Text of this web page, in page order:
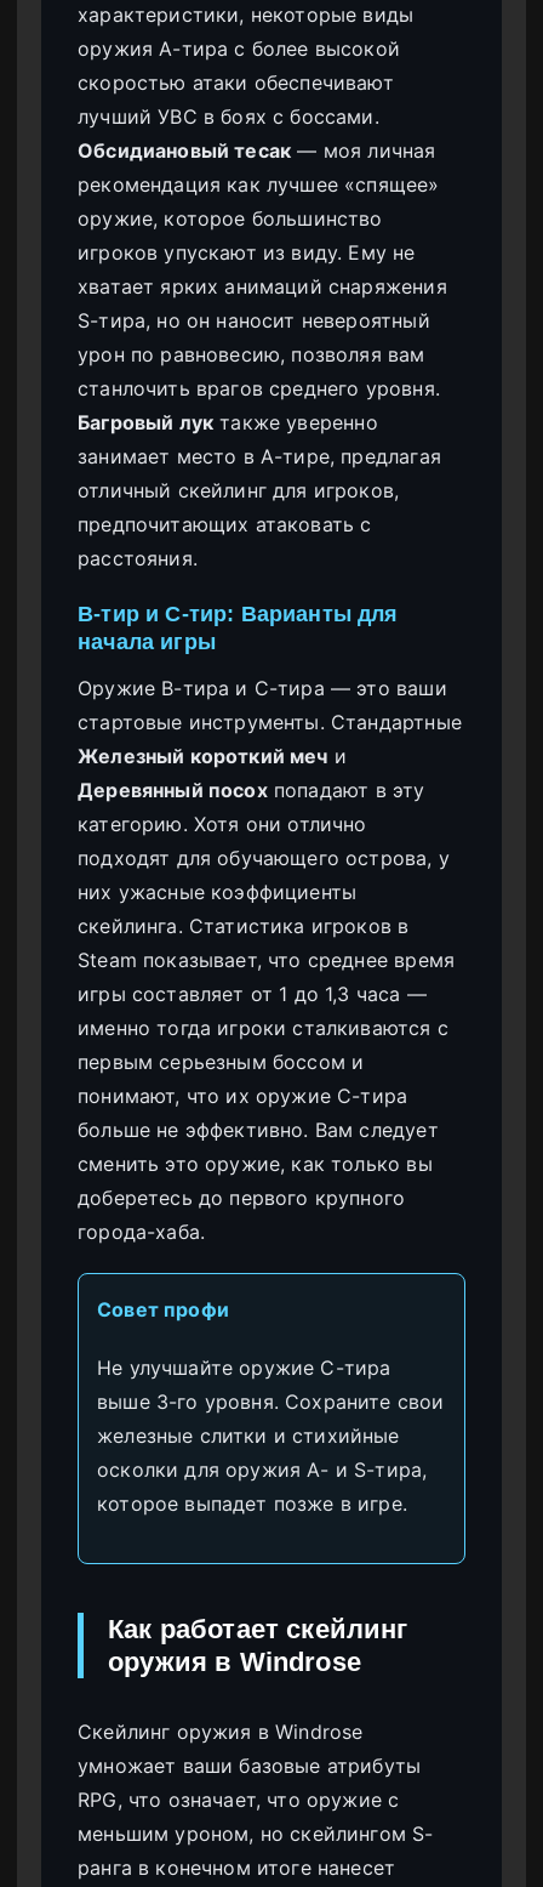
характеристики, некоторые виды
оружия A-тира с более высокой
скоростью атаки обеспечивают
лучший УВС в боях с боссами.
Обсидиановый тесак — моя личная
рекомендация как лучшее «спящее»
оружие, которое большинство
игроков упускают из виду. Ему не
хватает ярких анимаций снаряжения
S-тира, но он наносит невероятный
урон по равновесию, позволяя вам
станлочить врагов среднего уровня.
Багровый лук также уверенно
занимает место в A-тире, предлагая
отличный скейлинг для игроков,
предпочитающих атаковать с
расстояния.
B-тир и C-тир: Варианты для
начала игры
Оружие B-тира и C-тира — это ваши
стартовые инструменты. Стандартные
Железный короткий меч и
Деревянный посохпопадают в эту
категорию. Хотя они отлично
подходят для обучающего острова, у
них ужасные коэффициенты
скейлинга. Статистика игроков в
Steam показывает, что среднее время
игры составляет от 1 до 1,3 часа —
именно тогда игроки сталкиваются с
первым серьезным боссом и
понимают, что их оружие C-тира
больше не эффективно. Вам следует
сменить это оружие, как только вы
доберетесь до первого крупного
города-хаба.
Совет профи
Не улучшайте оружие C-тира
выше 3-го уровня. Сохраните свои
железные слитки и стихийные
осколки для оружия A- и S-тира,
которое выпадет позже в игре.
Как работает скейлинг
оружия в Windrose
Скейлинг оружия в Windrose
умножает ваши базовые атрибуты
RPG, что означает, что оружие с
меньшим уроном, но скейлингом S-
ранга в конечном итоге нанесет